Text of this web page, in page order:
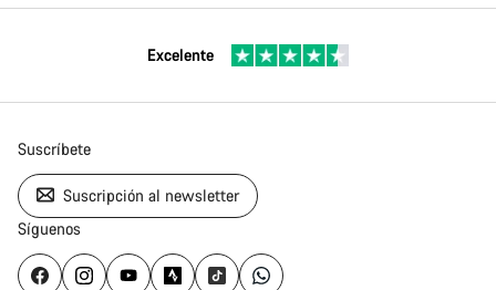
Excelente
Suscríbete
Suscripción al newsletter
Síguenos